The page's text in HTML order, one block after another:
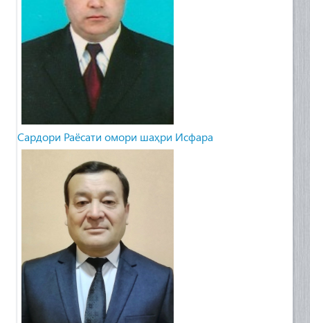
Сардори Раёсати омори шаҳри Исфара